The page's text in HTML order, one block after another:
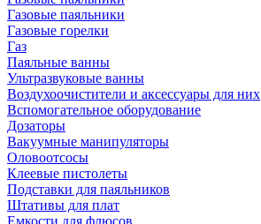
Газовые паяльники
Газовые горелки
Газ
Паяльные ванны
Ультразвуковые ванны
Воздухоочистители и аксессуары для них
Вспомогательное оборудование
Дозаторы
Вакуумные манипуляторы
Оловоотсосы
Клеевые пистолеты
Подставки для паяльников
Штативы для плат
Емкости для флюсов